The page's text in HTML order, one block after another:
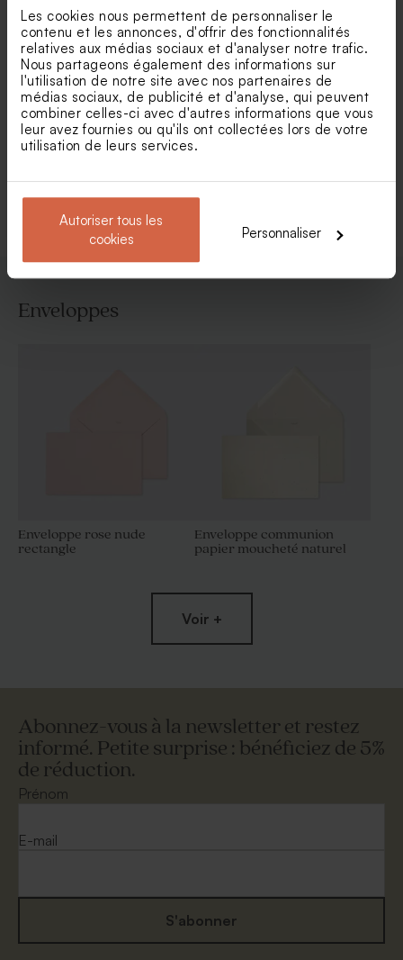
Les cookies nous permettent de personnaliser le
contenu et les annonces, d'offrir des fonctionnalités
relatives aux médias sociaux et d'analyser notre trafic.
Nous partageons également des informations sur
l'utilisation de notre site avec nos partenaires de
médias sociaux, de publicité et d'analyse, qui peuvent
combiner celles-ci avec d'autres informations que vous
leur avez fournies ou qu'ils ont collectées lors de votre
utilisation de leurs services.
Autoriser tous les
cookies
Personnaliser
Carte remerciement
communion noir et blanc
Carte remerciement
communion et photos
chaleureuses
remerciement communion
Enveloppes
Enveloppe rose nude
rectangle
Enveloppe communion
papier moucheté naturel
Enveloppe communion
rouille
Voir +
Abonnez-vous à la newsletter et restez
informé. Petite surprise : bénéficiez de 5%
de réduction.
Prénom
E-mail
S'abonner